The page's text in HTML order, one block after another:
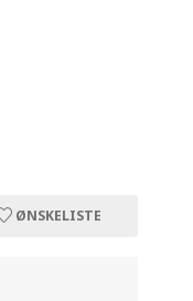
ØNSKELISTE